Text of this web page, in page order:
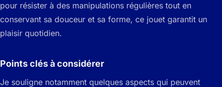
pour résister à des manipulations régulières tout en
conservant sa douceur et sa forme, ce jouet garantit un
plaisir quotidien.
Points clés à considérer
Je souligne notamment quelques aspects qui peuvent